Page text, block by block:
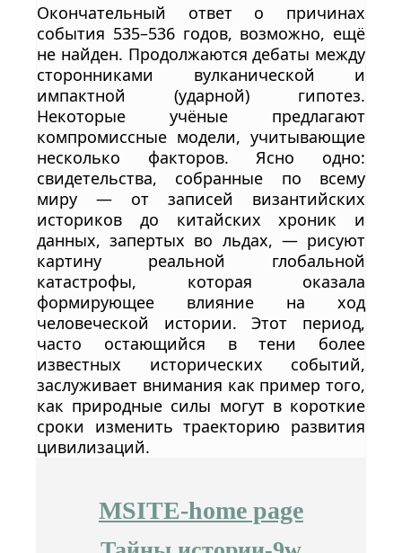
Окончательный ответ о причинах
события 535–536 годов, возможно, ещё
не найден. Продолжаются дебаты между
сторонниками вулканической и
импaктной (ударной) гипотез.
Некоторые учёные предлагают
компромиссные модели, учитывающие
несколько факторов. Ясно одно:
свидетельства, собранные по всему
миру — от записей византийских
историков до китайских хроник и
данных, запертых во льдах, — рисуют
картину реальной глобальной
катастрофы, которая оказала
формирующее влияние на ход
человеческой истории. Этот период,
часто остающийся в тени более
известных исторических событий,
заслуживает внимания как пример того,
как природные силы могут в короткие
сроки изменить траекторию развития
цивилизаций.
MSITE-home page